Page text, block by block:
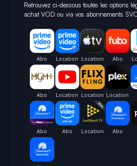
Retrouvez ci-dessous toutes les options
achat VOD ou via vos abonnements